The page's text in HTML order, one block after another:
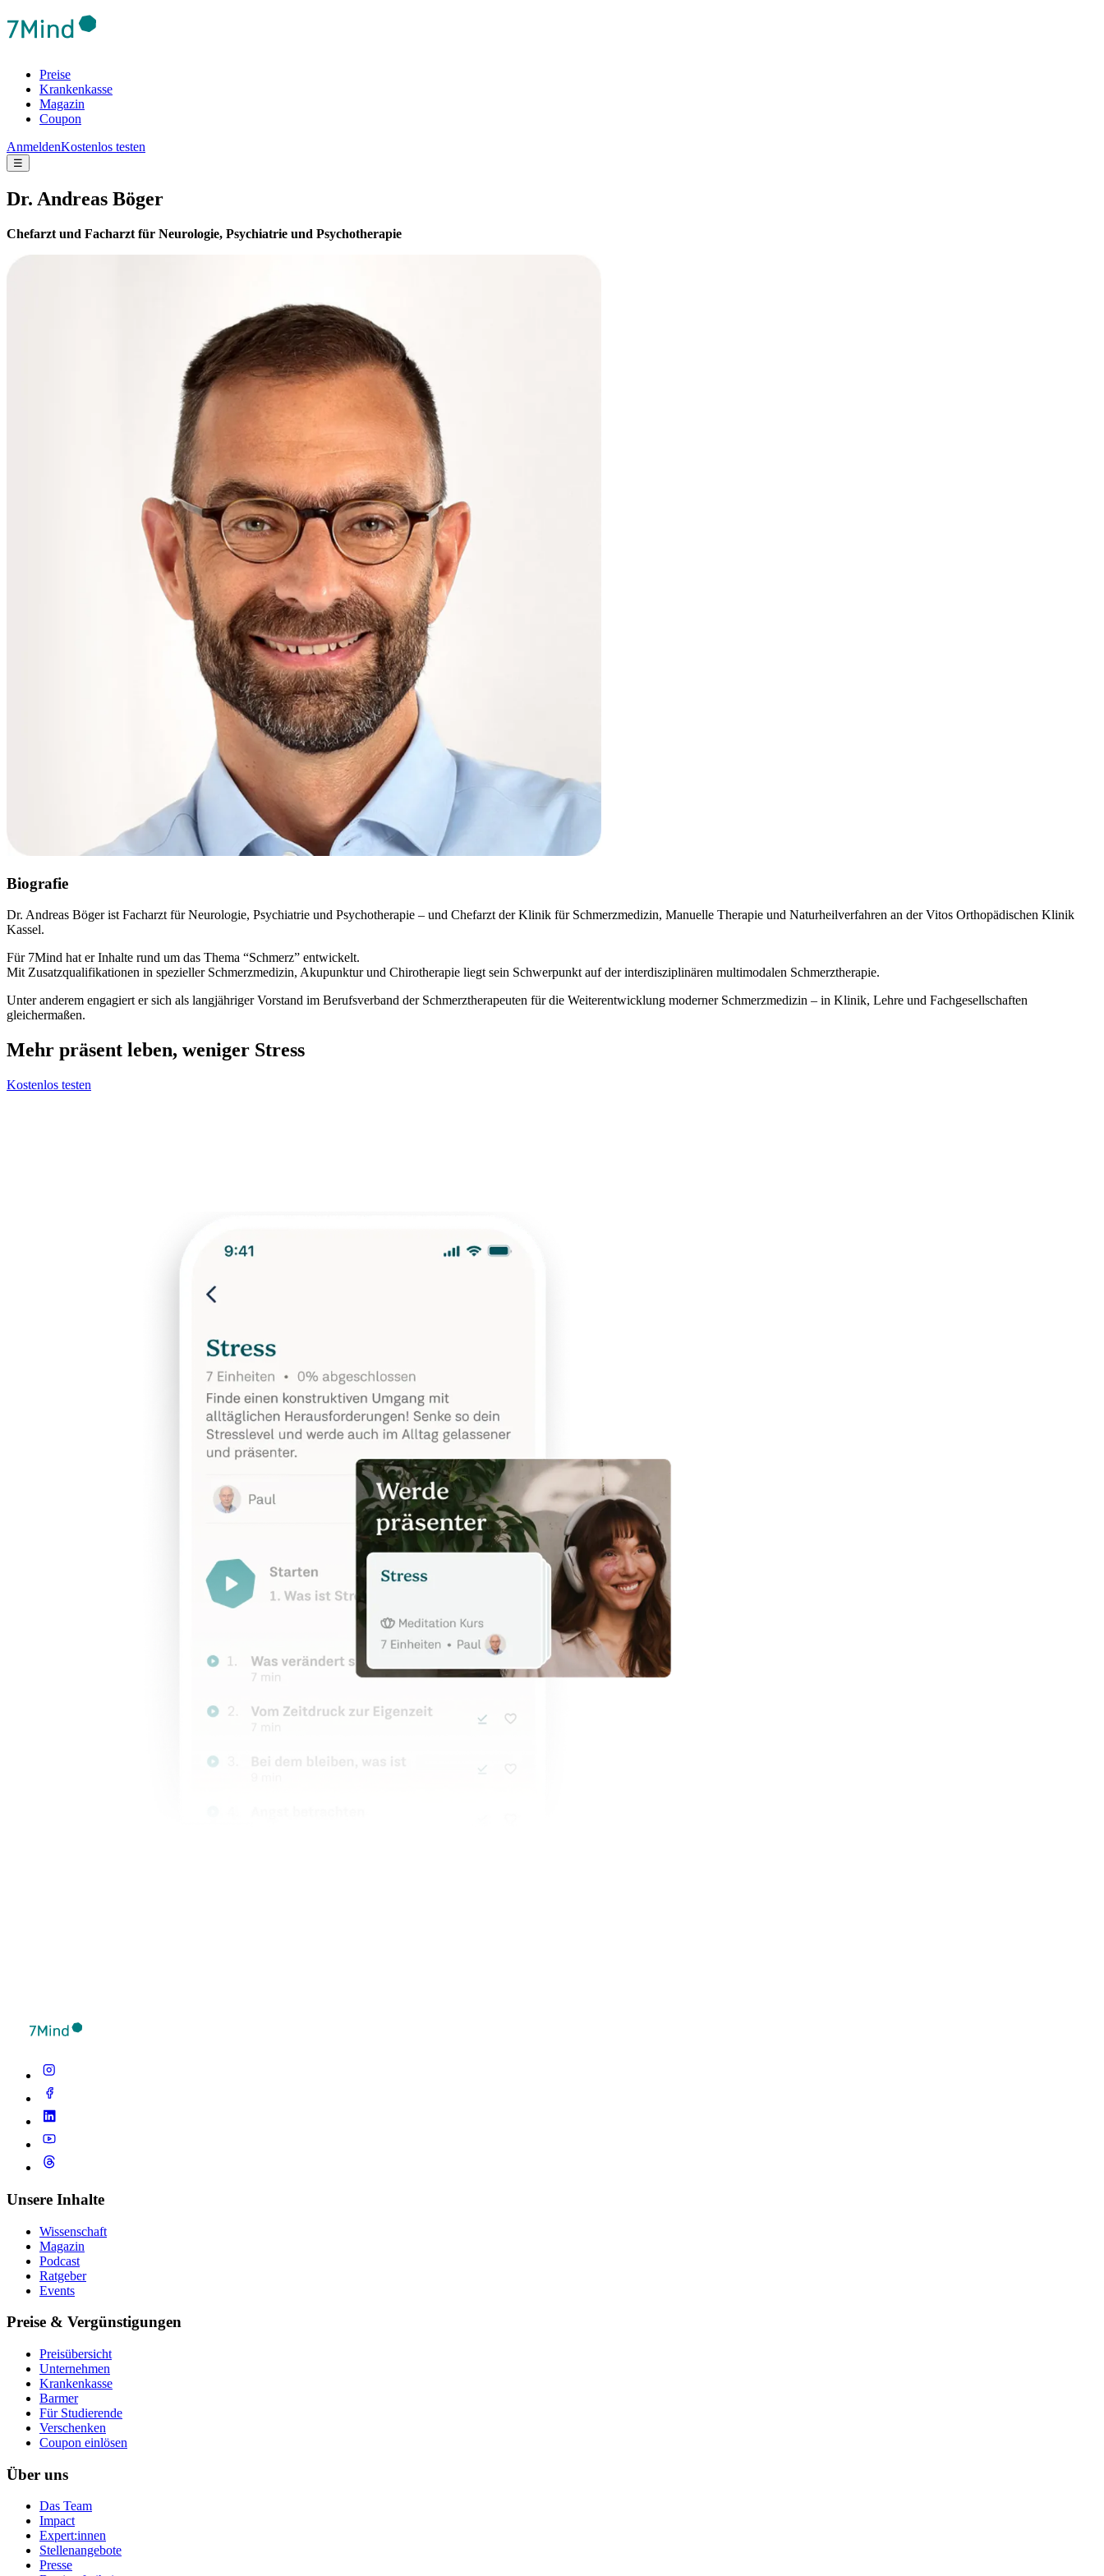
Preise
Krankenkasse
Magazin
Coupon
AnmeldenKostenlos testen
☰
Dr. Andreas Böger
Chefarzt und Facharzt für Neurologie, Psychiatrie und Psychotherapie
Biografie
Dr. Andreas Böger ist Facharzt für Neurologie, Psychiatrie und Psychotherapie – und Chefarzt der Klinik für Schmerzmedizin, Manuelle Therapie und Naturheilverfahren an der Vitos Orthopädischen Klinik
Kassel.
Für 7Mind hat er Inhalte rund um das Thema “Schmerz” entwickelt.
Mit Zusatzqualifikationen in spezieller Schmerzmedizin, Akupunktur und Chirotherapie liegt sein Schwerpunkt auf der interdisziplinären multimodalen Schmerztherapie.
Unter anderem engagiert er sich als langjähriger Vorstand im Berufsverband der Schmerztherapeuten für die Weiterentwicklung moderner Schmerzmedizin – in Klinik, Lehre und Fachgesellschaften
gleichermaßen.
Mehr präsent leben, weniger Stress
Kostenlos testen
Unsere Inhalte
Wissenschaft
Magazin
Podcast
Ratgeber
Events
Preise & Vergünstigungen
Preisübersicht
Unternehmen
Krankenkasse
Barmer
Für Studierende
Ver­schen­ken
Coupon einlösen
Über uns
Das Team
Impact
Expert:innen
Stellenangebote
Presse